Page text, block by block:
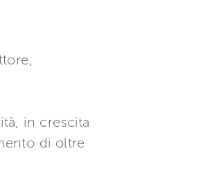
in crescita
di oltre